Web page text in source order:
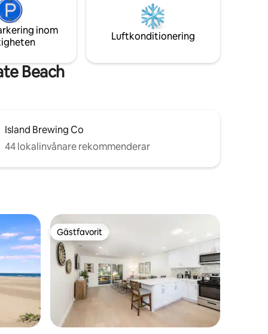
1/2
renoverat badrum, en queensize-säng,
kylskåp, mikrovågsugn, kaffebryggare,
inom
Luftkonditionering
Beach
Island Brewing Co
44 lokalinvånare rekommenderar
Gästfavorit
Gästfavorit